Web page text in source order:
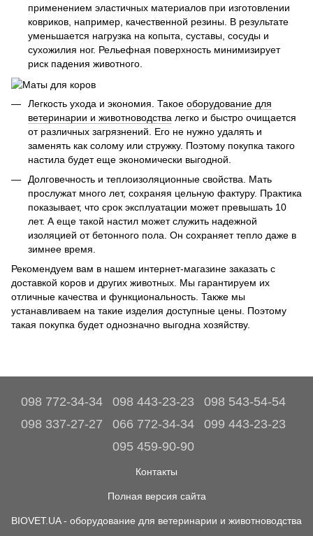
применением эластичных материалов при изготовлении
ковриков, например, качественной резины. В результате
уменьшается нагрузка на копыта, суставы, сосуды и
сухожилия ног. Рельефная поверхность минимизирует
риск падения животного.
Легкость ухода и экономия. Такое оборудование для
ветеринарии и животноводства легко и быстро очищается
от различных загрязнений. Его не нужно удалять и
заменять как солому или стружку. Поэтому покупка такого
настила будет еще экономически выгодной.
Долговечность и теплоизоляционные свойства. Мать
прослужат много лет, сохраняя цельную фактуру. Практика
показывает, что срок эксплуатации может превышать 10
лет. А еще такой настил может служить надежной
изоляцией от бетонного пола. Он сохраняет тепло даже в
зимнее время.
Рекомендуем вам в нашем интернет-магазине заказать с
доставкой коров и других животных. Мы гарантируем их
отличные качества и функциональность. Также мы
устанавливаем на такие изделия доступные цены. Поэтому
такая покупка будет однозначно выгодна хозяйству.
098 772-34-34 098 443-23-23
098 543-54-54
098 337-27-27
066 772-34-34
099 443-23-23
095 459-90-90
Контакты
Полная версия сайта
BIOVET.UA - оборудование для ветеринарии и животноводства